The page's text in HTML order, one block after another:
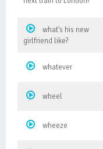
what's his new
girlfriend like?
whatever
wheel
wheeze